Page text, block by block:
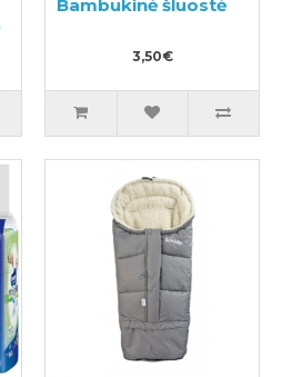
Bambukinė šluostė
3,50€